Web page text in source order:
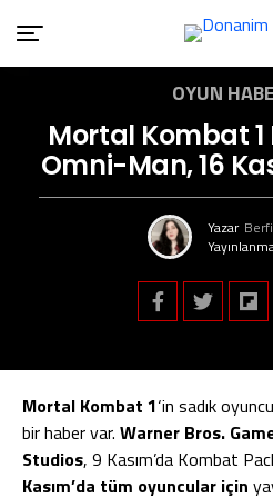
OYUN
Mortal Kombat 1
Omni-Man, 16
Yazar
Mortal Kombat 1‘in sadık
bir haber var. Warner Bros.
Studios, 9 Kasım’da Kombat
Kasım’da tüm oyuncular için